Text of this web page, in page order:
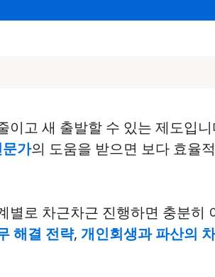
이고 새 출발할 수 있는 제도입니
가의 도움을 받으면 보다 효율
별로 차근차근 진행하면 충분히
해결 전략, 개인회생과 파산의